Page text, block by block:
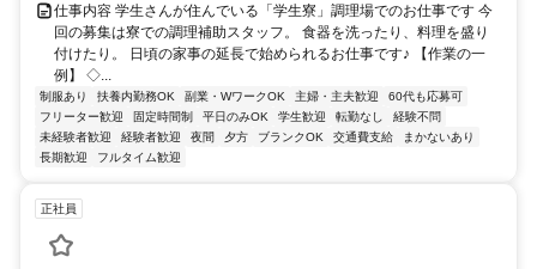
仕事内容 学生さんが住んでいる「学生寮」調理場でのお仕事です 今
回の募集は寮での調理補助スタッフ。 食器を洗ったり、料理を盛り
付けたり。 日頃の家事の延長で始められるお仕事です♪ 【作業の一
例】 ◇...
制服あり 扶養内勤務OK 副業・WワークOK 主婦・主夫歓迎
60代も応募可
フリーター歓迎
固定時間制 平日のみOK 学生歓迎 転勤なし
経験不問
未経験者歓迎
経験者歓迎 夜間 夕方 ブランクOK 交通費支給
まかないあり
長期歓迎
フルタイム歓迎
正社員